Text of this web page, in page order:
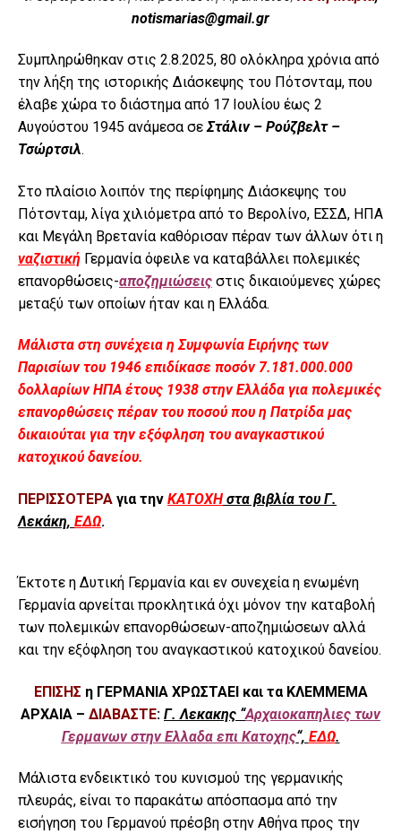
notismarias@gmail.gr
Συμπληρώθηκαν στις 2.8.2025, 80 ολόκληρα χρόνια από
την λήξη της ιστορικής Διάσκεψης του Πότσνταμ, που
έλαβε χώρα το διάστημα από 17 Ιουλίου έως 2
Αυγούστου 1945 ανάμεσα σεΣτάλιν – Ρούζβελτ –
Τσώρτσιλ.
Στο πλαίσιο λοιπόν της περίφημης Διάσκεψης του
Πότσνταμ, λίγα χιλιόμετρα από το Βερολίνο, ΕΣΣΔ, ΗΠΑ
και Μεγάλη Βρετανία καθόρισαν πέραν των άλλων ότι η
ναζιστική Γερμανία όφειλε να καταβάλλει πολεμικές
επανορθώσεις-αποζημιώσεις στις δικαιούμενες χώρες
μεταξύ των οποίων ήταν και η Ελλάδα.
Μάλιστα στη συνέχεια η Συμφωνία Ειρήνης των
Παρισίων του 1946 επιδίκασε ποσόν 7.181.000.000
δολλαρίων ΗΠΑ έτους 1938 στην Ελλάδα για πολεμικές
επανορθώσεις πέραν του ποσού που η Πατρίδα μας
δικαιούται για την εξόφληση του αναγκαστικού
κατοχικού δανείου.
ΠΕΡΙΣΣΟΤΕΡΑ για την ΚΑΤΟΧΗ στα βιβλία του Γ.
Λεκάκη, ΕΔΩ.
Έκτοτε η Δυτική Γερμανία και εν συνεχεία η ενωμένη
Γερμανία αρνείται προκλητικά όχι μόνον την καταβολή
των πολεμικών επανορθώσεων-αποζημιώσεων αλλά
και την εξόφληση του αναγκαστικού κατοχικού δανείου.
ΕΠΙΣΗΣ η ΓΕΡΜΑΝΙΑ ΧΡΩΣΤΑΕΙ και τα ΚΛΕΜΜΕΜΑ
ΑΡΧΑΙΑ – ΔΙΑΒΑΣΤΕ: Γ. Λεκακης “Αρχαιοκαπηλιες των
Γερμανων στην Ελλαδα επι Κατοχης“, ΕΔΩ.
Μάλιστα ενδεικτικό του κυνισμού της γερμανικής
πλευράς, είναι το παρακάτω απόσπασμα από την
εισήγηση του Γερμανού πρέσβη στην Αθήνα προς την